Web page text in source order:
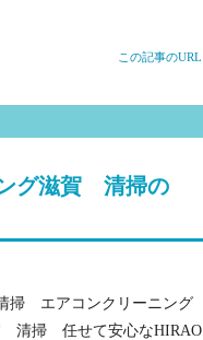
この記事のURL
グ滋賀 清掃の
掃 エアコンクリーニング
清掃 任せて安心なHIRAO